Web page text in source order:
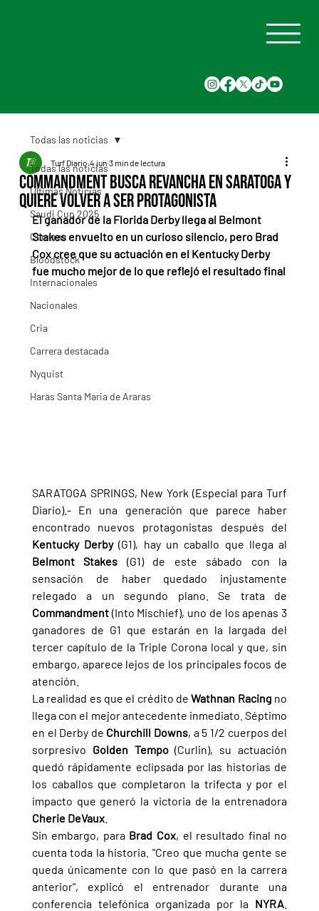
Todas las noticias
Últimas Noticias
Saudi Cup 2025
Carreras
Bloodstock
Internacionales
Nacionales
Cria
Carrera destacada
Nyquist
Haras Santa Maria de Araras
Todas las noticias
Commandment busca revancha en Saratoga y
quiere volver a ser protagonista
Turf Diario 4 jun 3 min de lectura
El ganador de la Florida Derby llega al Belmont
Stakes envuelto en un curioso silencio, pero Brad
Cox cree que su actuación en el Kentucky Derby
fue mucho mejor de lo que reflejó el resultado final
SARATOGA SPRINGS, New York (Especial para Turf
Diario).- En una generación que parece haber
Kentucky Derby
Belmont Stakes (G1) de este sábado con la
sensación de haber quedado injustamente
Commandment (Into Mischief), uno de los apenas 3
ganadores de G1 que estarán en la largada del
tercer capítulo de la Triple Corona local y que, sin
embargo, aparece lejos de los principales focos de
atención.
La realidad es que el crédito de Wathnan Racing no
llega con el mejor antecedente inmediato. Séptimo
en el Derby de Churchill Downs, a 5 1/2 cuerpos del
sorpresivo Golden Tempo (Curlin), su actuación
quedó rápidamente eclipsada por las historias de
los caballos que completaron la trifecta y por el
Cherie DeVaux.
Sin embargo, para Brad Cox, el resultado final no
cuenta toda la historia. "Creo que mucha gente se
queda únicamente con lo que pasó en la carrera
anterior", explicó el entrenador durante una
conferencia telefónica organizada por la NYRA